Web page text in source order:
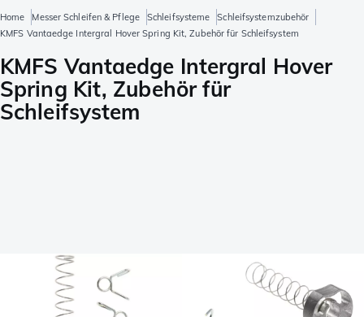
Home Messer Schleifen & Pflege Schleifsysteme
Schleifsystemzubehör
KMFS Vantaedge Intergral Hover Spring Kit, Zubehör für Schleifsystem
KMFS Vantaedge Intergral Hover
Spring Kit, Zubehör für
Schleifsystem